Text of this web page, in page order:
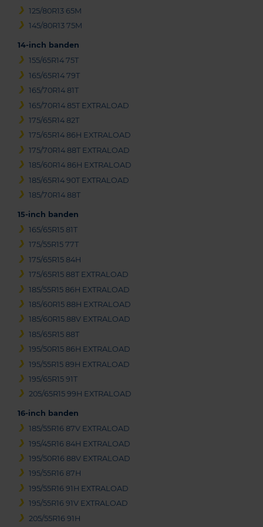
125/80R13 65M
145/80R13 75M
14-inch banden
155/65R14 75T
165/65R14 79T
165/70R14 81T
165/70R14 85T EXTRALOAD
175/65R14 82T
175/65R14 86H EXTRALOAD
175/70R14 88T EXTRALOAD
185/60R14 86H EXTRALOAD
185/65R14 90T EXTRALOAD
185/70R14 88T
15-inch banden
165/65R15 81T
175/55R15 77T
175/65R15 84H
175/65R15 88T EXTRALOAD
185/55R15 86H EXTRALOAD
185/60R15 88H EXTRALOAD
185/60R15 88V EXTRALOAD
185/65R15 88T
195/50R15 86H EXTRALOAD
195/55R15 89H EXTRALOAD
195/65R15 91T
205/65R15 99H EXTRALOAD
16-inch banden
185/55R16 87V EXTRALOAD
195/45R16 84H EXTRALOAD
195/50R16 88V EXTRALOAD
195/55R16 87H
195/55R16 91H EXTRALOAD
195/55R16 91V EXTRALOAD
205/55R16 91H